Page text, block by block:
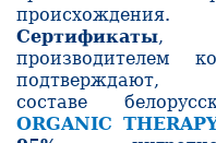
происхождения.
Сертификаты,
производителем
составе
ORGANIC